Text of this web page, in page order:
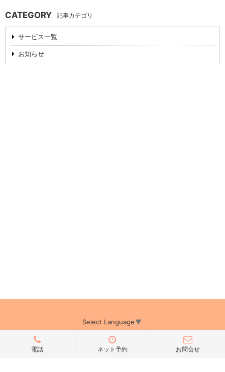
CATEGORY 記事カテゴリ
サービス一覧
お知らせ
Select Language▼
電話 ネット予約 お問合せ